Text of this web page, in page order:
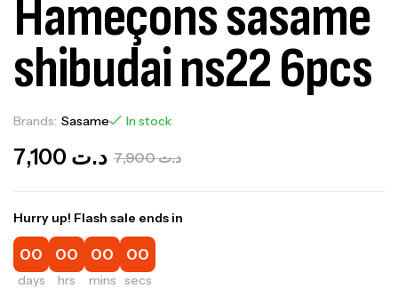
Hameçons sasame
shibudai ns22 6pcs
Brands: Sasame In stock
د.ت7,900 د.ت
Hurry up! Flash sale ends in
00
days
00
hrs
00
mins
00
secs